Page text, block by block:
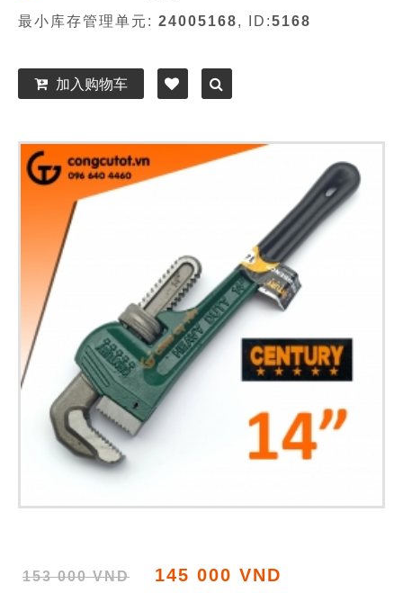
最小库存管理单元: 24005168, ID:5168
加入购物车
153 000 VND 145 000 VND